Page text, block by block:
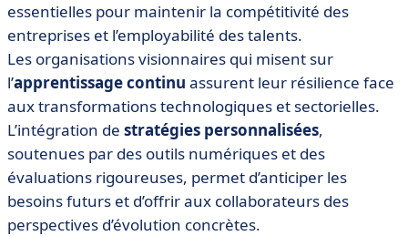
essentielles pour maintenir la compétitivité des
entreprises et l’employabilité des talents.
Les organisations visionnaires qui misent sur
l’apprentissage continu assurent leur résilience face
aux transformations technologiques et sectorielles.
L’intégration de stratégies personnalisées,
soutenues par des outils numériques et des
évaluations rigoureuses, permet d’anticiper les
besoins futurs et d’offrir aux collaborateurs des
perspectives d’évolution concrètes.